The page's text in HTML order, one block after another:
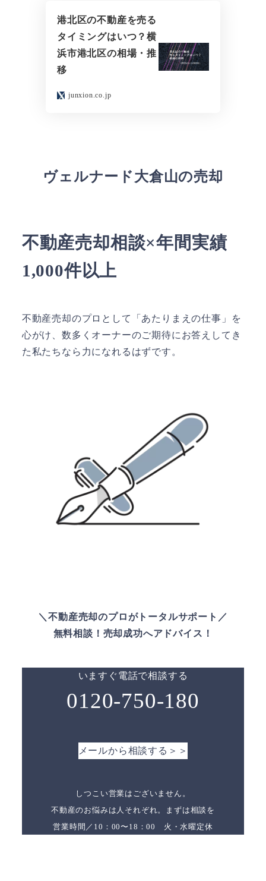
港北区の不動産を売る
タイミングはいつ？横
浜市港北区の相場・推
移
junxion.co.jp
ヴェルナード大倉山の売却
不動産売却相談×年間実績
1,000件以上
不動産売却のプロとして「あたりまえの仕事」を
心がけ、数多くオーナーのご期待にお答えしてき
た私たちなら力になれるはずです。
＼不動産売却のプロがトータルサポート／
無料相談！売却成功へアドバイス！
いますぐ電話で相談する
0120-750-180
メールから相談する＞＞
しつこい営業はございません。
不動産のお悩みは人それぞれ。まずは相談を
営業時間／10：00〜18：00 火・水曜定休